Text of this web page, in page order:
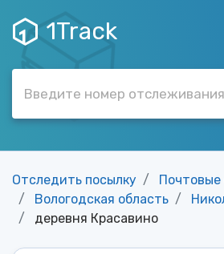
1Track
Отследить посылку
Вологодская область
деревня Красавино